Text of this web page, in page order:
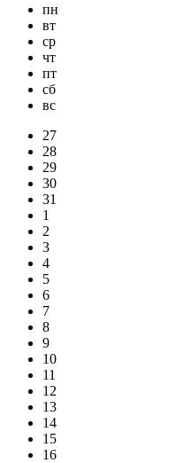
пн
вт
ср
чт
пт
сб
вс
27
28
29
30
31
1
2
3
4
5
6
7
8
9
10
11
12
13
14
15
16